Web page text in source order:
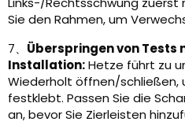
Sie den Rahmen, um
7、 Überspringen von Tests
Installation:Hetze führt zu
Wiederholt öffnen/schließen,
festklebt. Passen Sie die
an, bevor Sie Zierleisten